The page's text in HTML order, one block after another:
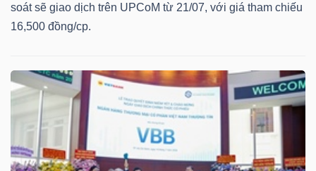
soát sẽ giao dịch trên UPCoM từ 21/07, với giá tham chiếu
16,500 đồng/cp.